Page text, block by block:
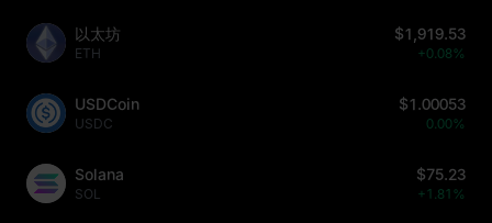
以太坊
ETH
$1,919.53
+0.08%
USDCoin
USDC
$1.00053
0.00%
Solana
SOL
$75.23
+1.81%